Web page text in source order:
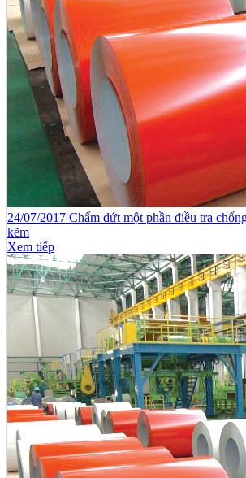
24/07/2017 Chấm dứt một phần điều tra
kẽm
Xem tiếp